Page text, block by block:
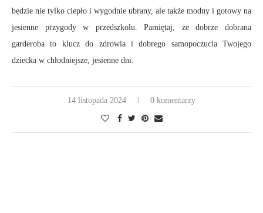
będzie nie tylko ciepło i wygodnie ubrany, ale także modny i gotowy na
jesienne przygody w przedszkolu. Pamiętaj, że dobrze dobrana
garderoba to klucz do zdrowia i dobrego samopoczucia Twojego
dziecka w chłodniejsze, jesienne dni.
14 listopada 2024 0 komentarzy